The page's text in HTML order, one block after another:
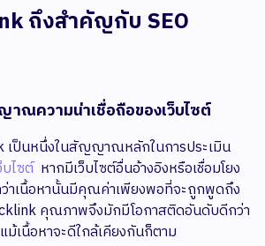
ถึงสำคัญกับ SEO
ณความน่าเชื่อถือของเว็บไซต์
เป็นหนึ่งในสัญญาณหลักในการประเมิน
ไซต์ หากมีเว็บไซต์อื่นอ้างอิงหรือเชื่อมโยง
ว่าเนื้อหานั้นมีคุณค่าเพียงพอที่จะถูกพูดถึง
คุณภาพจึงมักมีโอกาสติดอันดับดีกว่า
ม้เนื้อหาจะดีใกล้เคียงกันก็ตาม